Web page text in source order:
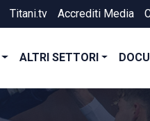
Titani.tv Accrediti Media
ALTRI SETTORI